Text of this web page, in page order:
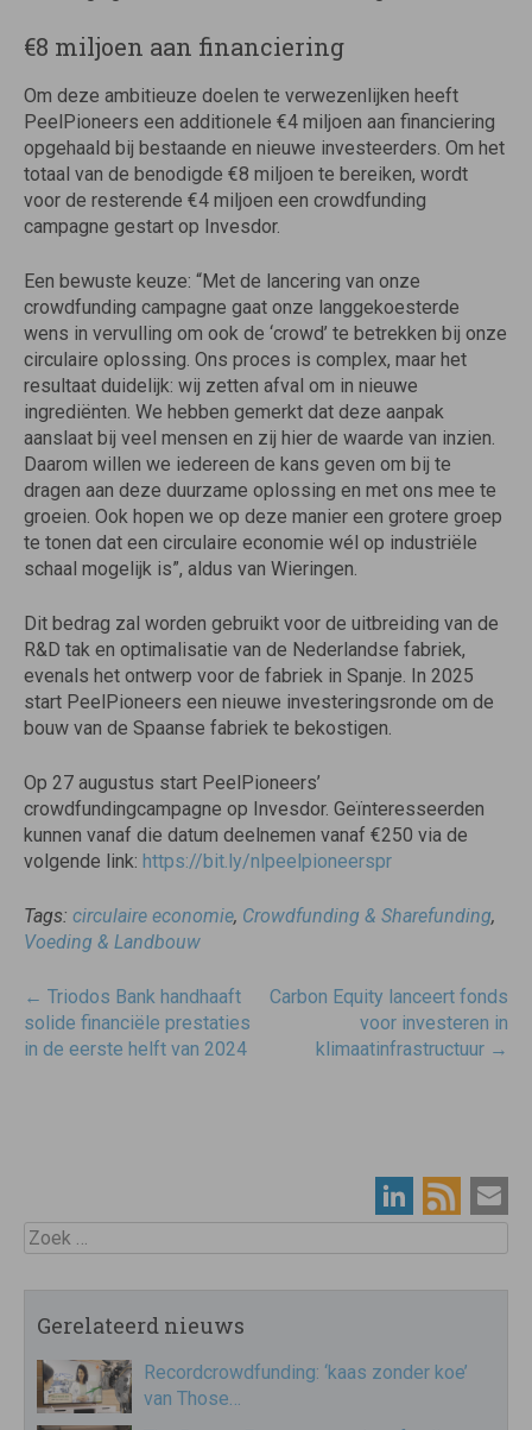
€8 miljoen aan financiering
Om deze ambitieuze doelen te verwezenlijken heeft
PeelPioneers een additionele €4 miljoen aan financiering
opgehaald bij bestaande en nieuwe investeerders. Om het
totaal van de benodigde €8 miljoen te bereiken, wordt
voor de resterende €4 miljoen een crowdfunding
campagne gestart op Invesdor.
Een bewuste keuze: “Met de lancering van onze
crowdfunding campagne gaat onze langgekoesterde
wens in vervulling om ook de ‘crowd’ te betrekken bij onze
circulaire oplossing. Ons proces is complex, maar het
resultaat duidelijk: wij zetten afval om in nieuwe
ingrediënten. We hebben gemerkt dat deze aanpak
aanslaat bij veel mensen en zij hier de waarde van inzien.
Daarom willen we iedereen de kans geven om bij te
dragen aan deze duurzame oplossing en met ons mee te
groeien. Ook hopen we op deze manier een grotere groep
te tonen dat een circulaire economie wél op industriële
schaal mogelijk is”, aldus van Wieringen.
Dit bedrag zal worden gebruikt voor de uitbreiding van de
R&D tak en optimalisatie van de Nederlandse fabriek,
evenals het ontwerp voor de fabriek in Spanje. In 2025
start PeelPioneers een nieuwe investeringsronde om de
bouw van de Spaanse fabriek te bekostigen.
Op 27 augustus start PeelPioneers’
crowdfundingcampagne op Invesdor. Geïnteresseerden
kunnen vanaf die datum deelnemen vanaf €250 via de
volgende link: https://bit.ly/nlpeelpioneerspr
Tags: circulaire economie, Crowdfunding & Sharefunding,
Voeding & Landbouw
Post
navigatie
← Triodos Bank handhaaft
solide financiële prestaties
in de eerste helft van 2024
Carbon Equity lanceert fonds
voor investeren in
klimaatinfrastructuur →
Zoek
Gerelateerd nieuws
Recordcrowdfunding: ‘kaas zonder koe’
van Those…